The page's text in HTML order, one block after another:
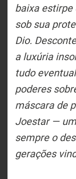
baixa estirpe
sob sua
Dio.
a luxúria
tudo
poderes
máscara de
Joestar —
sempre o
gerações